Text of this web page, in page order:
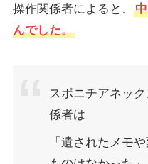
操作関係者によると、
んでした。
スポニチアネッ
係者は
「遺されたメモ